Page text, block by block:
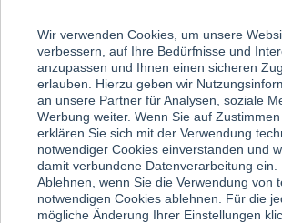
Alle Produkte Fanartikel
Wir verwenden Cookies, um unsere
verbessern, auf Ihre Bedürfnisse und
anzupassen und Ihnen einen sicheren
erlauben. Hierzu geben wir
an unsere Partner für Analysen, soziale
Werbung weiter. Wenn Sie auf Zustimmen
erklären Sie sich mit der Verwendung
notwendiger Cookies einverstanden und
damit verbundene Datenverarbeitung ein.
Ablehnen, wenn Sie die Verwendung von
notwendigen Cookies ablehnen. Für die
mögliche Änderung Ihrer Einstellungen